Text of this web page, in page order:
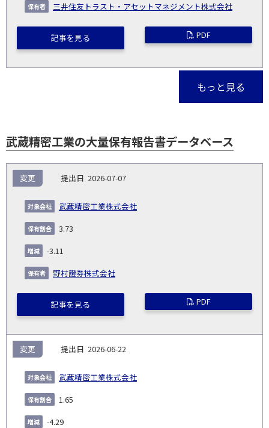
三井住友トラスト・アセットマネジメント株式会社
記事を見る PDF
もっと見る
武蔵精密工業の大量保有報告書データベース
NO.
告
義
務
発
生
日
出
コー
象
業
2026-07-07
武蔵精密工業株式会社
変更
3.73
-3.11
野村證券株式会社
記事を見る PDF
2026-06-22
武蔵精密工業株式会社
変更
1.65
-4.29